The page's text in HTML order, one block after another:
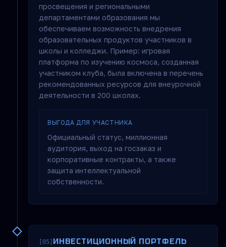
просвещения и региональными
департаментами образования мы
обеспечиваем возможность внедрения
образовательных продуктов участников в
школы и колледжи. Пример: игровая
платформа по изучению космоса, созданная
участником клуба, была включена в перечень
рекомендованных ресурсов для внеурочной
деятельности в 200 школах.
ВЫГОДА ДЛЯ УЧАСТНИКА
Официальный статус, миллионная
аудитория, выход на госзаказ и
корпоративные контракты, а также
защита интеллектуальной
собственности.
[05] ИНВЕСТИЦИОННЫЙ ПОРТФЕЛЬ